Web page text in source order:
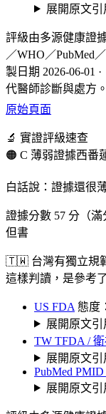
展開原文引
評級由多源健康證
／WHO／PubMed
製日期 2026-06-01
代醫師診斷與處方。
原始頁面
🔬 實證評級速查
🟠 C 薄弱證據西番
白話說：證據還很
證據分數 57 分（
但書
🇹🇼 台灣有獨立規
這樣判讀，是參考
US FDA 態度
展開原文引
TW TFDA /
展開原文引
PubMed PMID
展開原文引